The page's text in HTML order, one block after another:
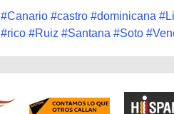
#Canario #castro #dominicana #
#rico #Ruiz #Santana #Soto #